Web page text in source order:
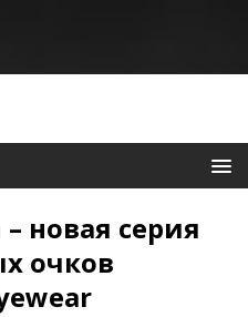
новая серия
очков